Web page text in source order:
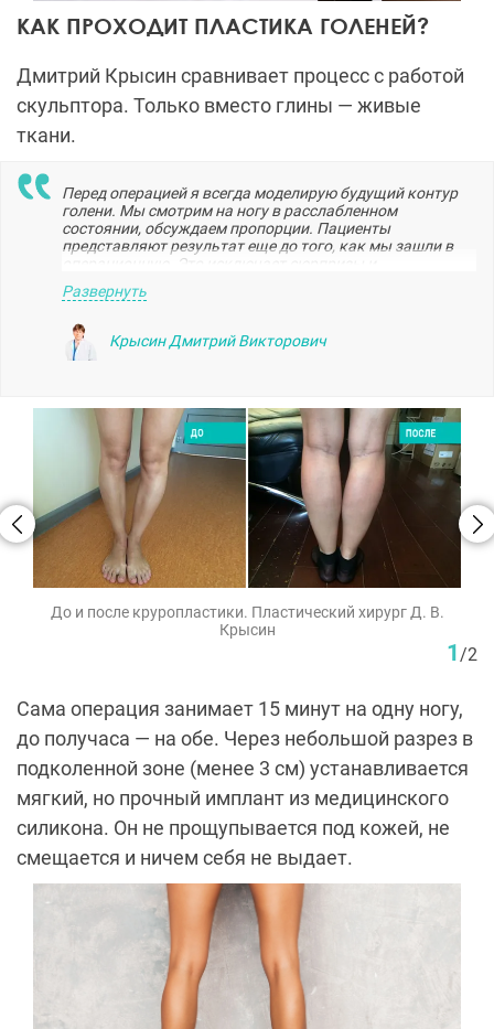
КАК ПРОХОДИТ ПЛАСТИКА ГОЛЕНЕЙ?
Дмитрий Крысин сравнивает процесс с работой
скульптора. Только вместо глины — живые
ткани.
Перед операцией я всегда моделирую будущий контур
голени. Мы смотрим на ногу в расслабленном
состоянии, обсуждаем пропорции. Пациенты
представляют результат еще до того, как мы зашли в
операционную. Это исключает сюрпризы и
Развернуть
Крысин Дмитрий Викторович
До и после круропластики. Пластический хирург Д. В.
Крысин
1 /2
Сама операция занимает 15 минут на одну ногу,
до получаса — на обе. Через небольшой разрез в
подколенной зоне (менее 3 см) устанавливается
мягкий, но прочный имплант из медицинского
силикона. Он не прощупывается под кожей, не
смещается и ничем себя не выдает.